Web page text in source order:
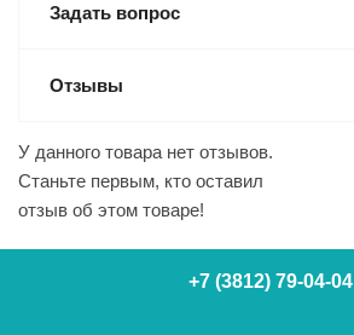
Задать вопрос
Отзывы
У данного товара нет отзывов.
Станьте первым, кто оставил
отзыв об этом товаре!
+7 (3812) 79-04-04